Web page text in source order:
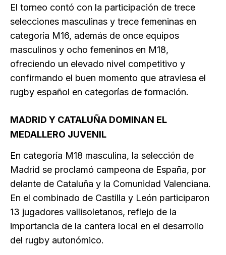
El torneo contó con la participación de trece
selecciones masculinas y trece femeninas en
categoría M16, además de once equipos
masculinos y ocho femeninos en M18,
ofreciendo un elevado nivel competitivo y
confirmando el buen momento que atraviesa el
rugby español en categorías de formación.
MADRID Y CATALUÑA DOMINAN EL
MEDALLERO JUVENIL
En categoría M18 masculina, la selección de
Madrid se proclamó campeona de España, por
delante de Cataluña y la Comunidad Valenciana.
En el combinado de Castilla y León participaron
13 jugadores vallisoletanos, reflejo de la
importancia de la cantera local en el desarrollo
del rugby autonómico.